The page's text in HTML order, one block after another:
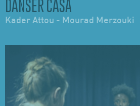
DANSER CASA
Kader Attou - Mourad Merzouki